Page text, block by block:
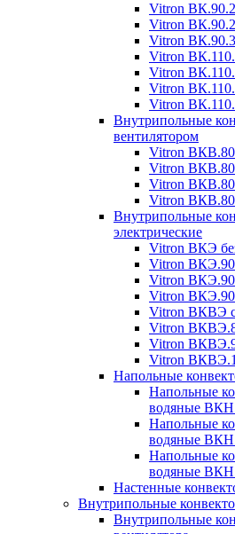
Vitron
Vitron
Vitron
Vitron
Vitron
Vitron
Vitron
Внутрипольные
вентилятором
Vitron
Vitron
Vitron
Vitron
Внутрипольные
электрические
Vitron ВКЭ
Vitron
Vitron
Vitron
Vitron ВКВЭ с
Vitron
Vitron
Vitron
Напольные
Напольные
водяные
Напольные
водяные
Напольные
водяные
Настенные
Внутрипольные
Внутрипольные